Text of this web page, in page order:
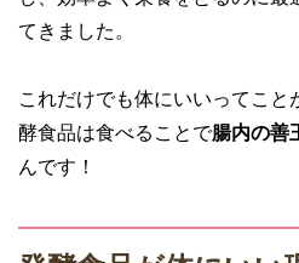
てきました。
これだけでも体にいいってこと
酵食品は食べることで腸内の善
んです！